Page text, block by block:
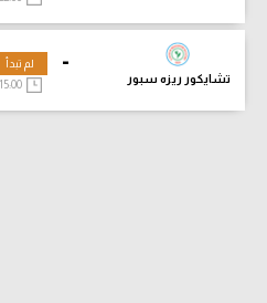
-
تشايكور ريزه سبور
لم تبدأ
15:00